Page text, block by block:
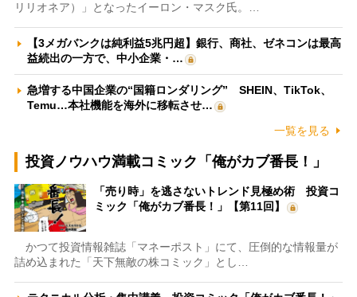
リリオネア）」となったイーロン・マスク氏。…
【3メガバンクは純利益5兆円超】銀行、商社、ゼネコンは最高
益続出の一方で、中小企業・…
急増する中国企業の“国籍ロンダリング” SHEIN、TikTok、
Temu…本社機能を海外に移転させ…
一覧を見る
投資ノウハウ満載コミック「俺がカブ番長！」
「売り時」を逃さないトレンド見極め術 投資コ
ミック「俺がカブ番長！」【第11回】
かつて投資情報雑誌「マネーポスト」にて、圧倒的な情報量が
詰め込まれた「天下無敵の株コミック」とし…